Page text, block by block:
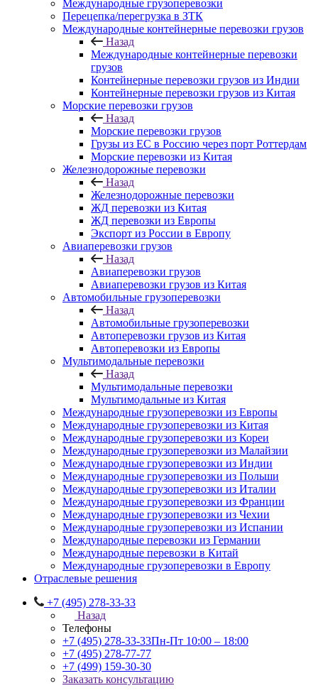
Международные грузоперевозки
Перецепка/перегрузка в ЗТК
Международные контейнерные перевозки грузов
Назад
Международные контейнерные перевозки
грузов
Контейнерные перевозки грузов из Индии
Контейнерные перевозки грузов из Китая
Морские перевозки грузов
Назад
Морские перевозки грузов
Грузы из ЕС в Россию через порт Роттердам
Морские перевозки из Китая
Железнодорожные перевозки
Назад
Железнодорожные перевозки
ЖД перевозки из Китая
ЖД перевозки из Европы
Экспорт из России в Европу
Авиаперевозки грузов
Назад
Авиаперевозки грузов
Авиаперевозки грузов из Китая
Автомобильные грузоперевозки
Назад
Автомобильные грузоперевозки
Автоперевозки грузов из Китая
Автоперевозки из Европы
Мультимодальные перевозки
Назад
Мультимодальные перевозки
Мультимодальные из Китая
Международные грузоперевозки из Европы
Международные грузоперевозки из Китая
Международные грузоперевозки из Кореи
Международные грузоперевозки из Малайзии
Международные грузоперевозки из Индии
Международные грузоперевозки из Польши
Международные грузоперевозки из Италии
Международные грузоперевозки из Франции
Международные грузоперевозки из Чехии
Международные грузоперевозки из Испании
Международные перевозки из Германии
Международные перевозки в Китай
Международные грузоперевозки в Европу
Отраслевые решения
+7 (495) 278-33-33
Назад
Телефоны
+7 (495) 278-33-33Пн-Пт 10:00 – 18:00
+7 (495) 278-77-77
+7 (499) 159-30-30
Заказать консультацию